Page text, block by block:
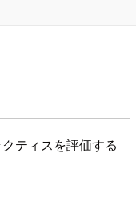
ティスを評価する